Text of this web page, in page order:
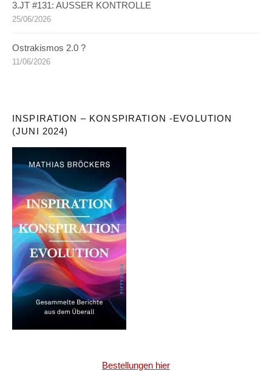
3.JT #131: AUSSER KONTROLLE
25/06/2026
Ostrakismos 2.0 ?
11/06/2026
INSPIRATION – KONSPIRATION -EVOLUTION
(JUNI 2024)
Bestellungen hier